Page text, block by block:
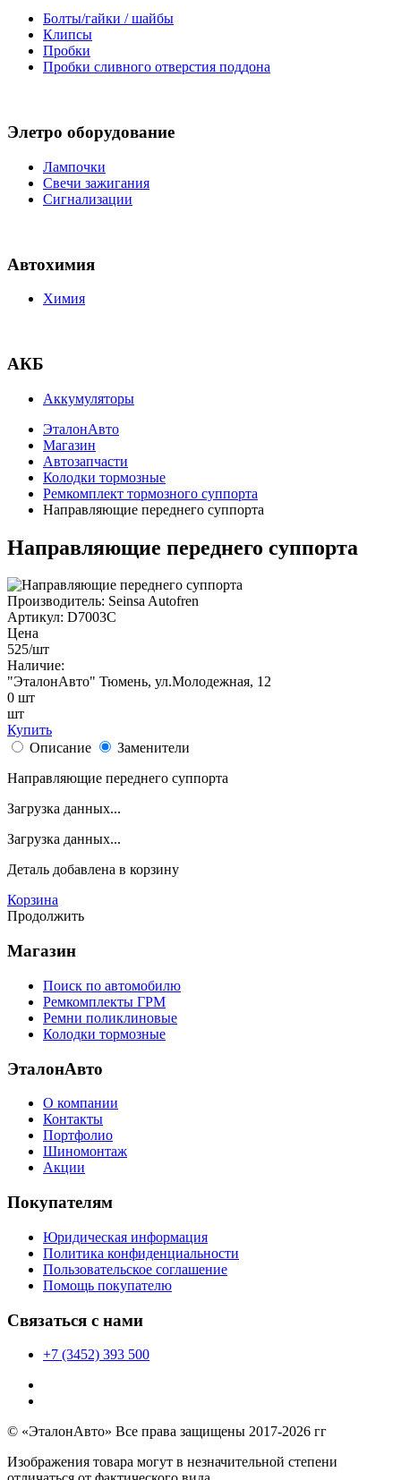
Болты/гайки / шайбы
Клипсы
Пробки
Пробки сливного отверстия поддона
Элетро оборудование
Лампочки
Свечи зажигания
Сигнализации
Автохимия
Химия
АКБ
Аккумуляторы
ЭталонАвто
Магазин
Автозапчасти
Колодки тормозные
Ремкомплект тормозного суппорта
Направляющие переднего суппорта
Направляющие переднего суппорта
Производитель: Seinsa Autofren
Артикул: D7003C
Цена
525/шт
Наличие:
"ЭталонАвто" Тюмень, ул.Молодежная, 12
0 шт
шт
Купить
Описание
Заменители
Направляющие переднего суппорта
Загрузка данных...
Загрузка данных...
Деталь добавлена в корзину
Корзина
Продолжить
Магазин
Поиск по автомобилю
Ремкомплекты ГРМ
Ремни поликлиновые
Колодки тормозные
ЭталонАвто
О компании
Контакты
Портфолио
Шиномонтаж
Акции
Покупателям
Юридическая информация
Политика конфиденциальности
Пользовательское соглашение
Помощь покупателю
Связаться с нами
+7 (3452) 393 500
© «ЭталонАвто» Все права защищены 2017-2026 гг
Изображения товара могут в незначительной степени